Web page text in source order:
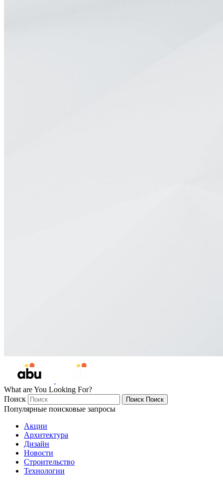
What are You Looking For?
Поиск
Поиск Поиск
Популярные поисковые запросы
Акции
Архитектура
Дизайн
Новости
Строительство
Технологии